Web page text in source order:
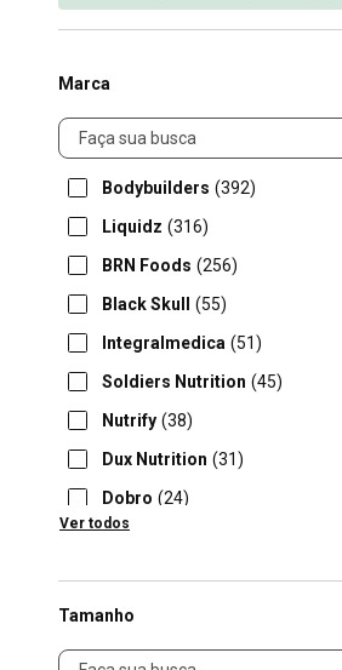
Marca
Marca
Bodybuilders (392)
Liquidz (316)
BRN Foods (256)
Black Skull
(55)
Integralmedica (51)
Soldiers Nutrition (45)
Nutrify (38)
Dux Nutrition (31)
Dobro (24)
Nutrata
Ver todos
Tamanho
Tamanho